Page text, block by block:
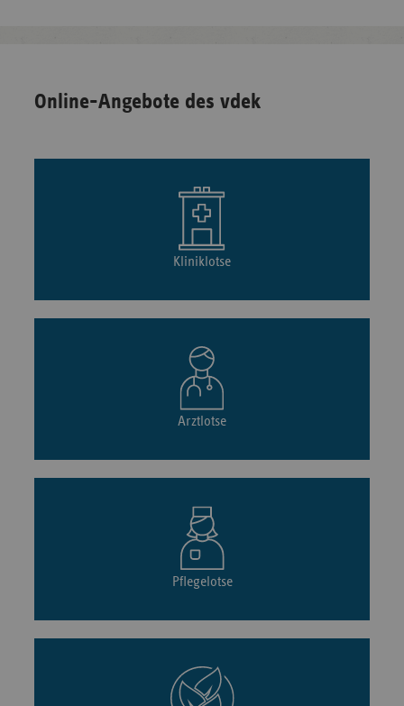
Online-Angebote des vdek
Kliniklotse
Arztlotse
Pflegelotse